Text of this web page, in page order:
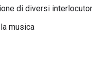
di diversi
musica